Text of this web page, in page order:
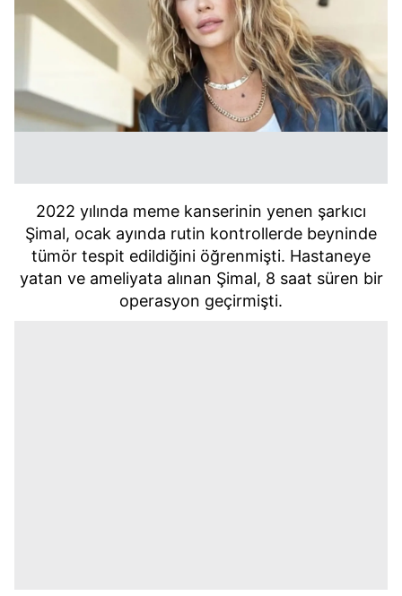
2022 yılında meme kanserinin yenen şarkıcı
Şimal, ocak ayında rutin kontrollerde beyninde
tümör tespit edildiğini öğrenmişti. Hastaneye
yatan ve ameliyata alınan Şimal, 8 saat süren bir
operasyon geçirmişti.